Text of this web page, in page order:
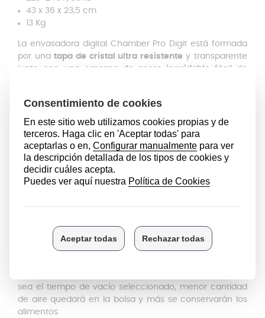
43 x 36 x 23,5 cm
13 Kg
La envasadora digital Chamber Pro Digit está formada
por unatapa de cristal ultra resistente y transparente
junto con una
carcasa de acero inoxidable
fácil de
En el panel de control encontrarás los controles
como el tiempo de sellado para adaptarse a
cada tipo de alimento y al gusto de cada cliente, por si
se necesitase un sellado extra.
La selección del tiempo de vacío regula la cantidad de
aire que la bomba extraerá durante el proceso de
tiempo deseado es importante tener en cuenta el
espesor y a las características de la bolsa utilizada,
normalmente varía entre 3 y 9 segundos. Si utilizas las
sea el tiempo de vacío seleccionado, menor cantidad
de aire quedará en la bolsa y más se conservarán los
alimentos.